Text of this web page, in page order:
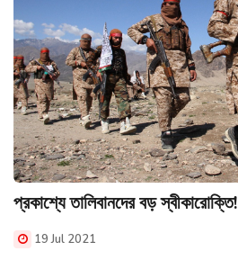
প্রকাশ্যে তালিবানদের বড় স্বীকারোক্তি!
19 Jul 2021